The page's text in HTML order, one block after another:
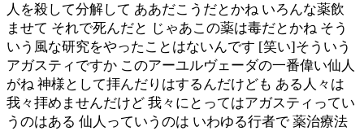
人を殺して分解して ああだこうだとかね いろんな薬飲
ませて それで死んだと じゃあこの薬は毒だとかね そう
いう風な研究をやったことはないんです [笑い]そういう
アガスティですか このアーユルヴェーダの一番偉い仙人
がね 神様として拝んだりはするんだけども ある人々は
我々拝めませんだけど 我々にとってはアガスティってい
うのはある 仙人っていうのは いわゆる行者で 薬治療法